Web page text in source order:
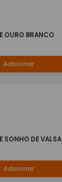
OURO BRANCO
Adicionar
SONHO DE VALSA
Adicionar